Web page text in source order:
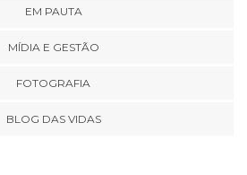
EM PAUTA
MÍDIA E GESTÃO
FOTOGRAFIA
BLOG DAS VIDAS